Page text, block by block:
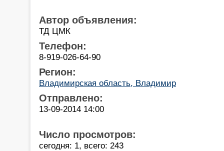
Автор объявления:
ТД ЦМК
Телефон:
8-919-026-64-90
Регион:
Владимирская область, Владимир
Отправлено:
13-09-2014 14:00
Число просмотров:
сегодня: 1, всего: 243